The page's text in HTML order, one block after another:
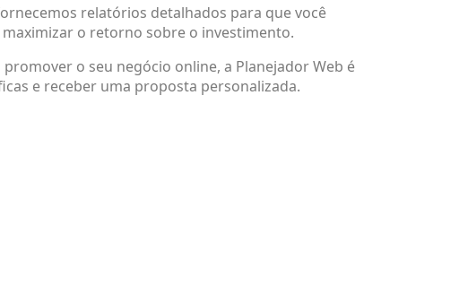
relatórios detalhados para que você
o retorno sobre o investimento.
o seu negócio online, a Planejador Web é
e receber uma proposta personalizada.